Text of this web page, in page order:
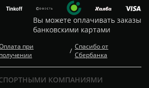
Вы можете оплачивать заказы
банковскими картами
при
получении
/ Спасибо от
Сбербанка
КОМПАНИЯМИ